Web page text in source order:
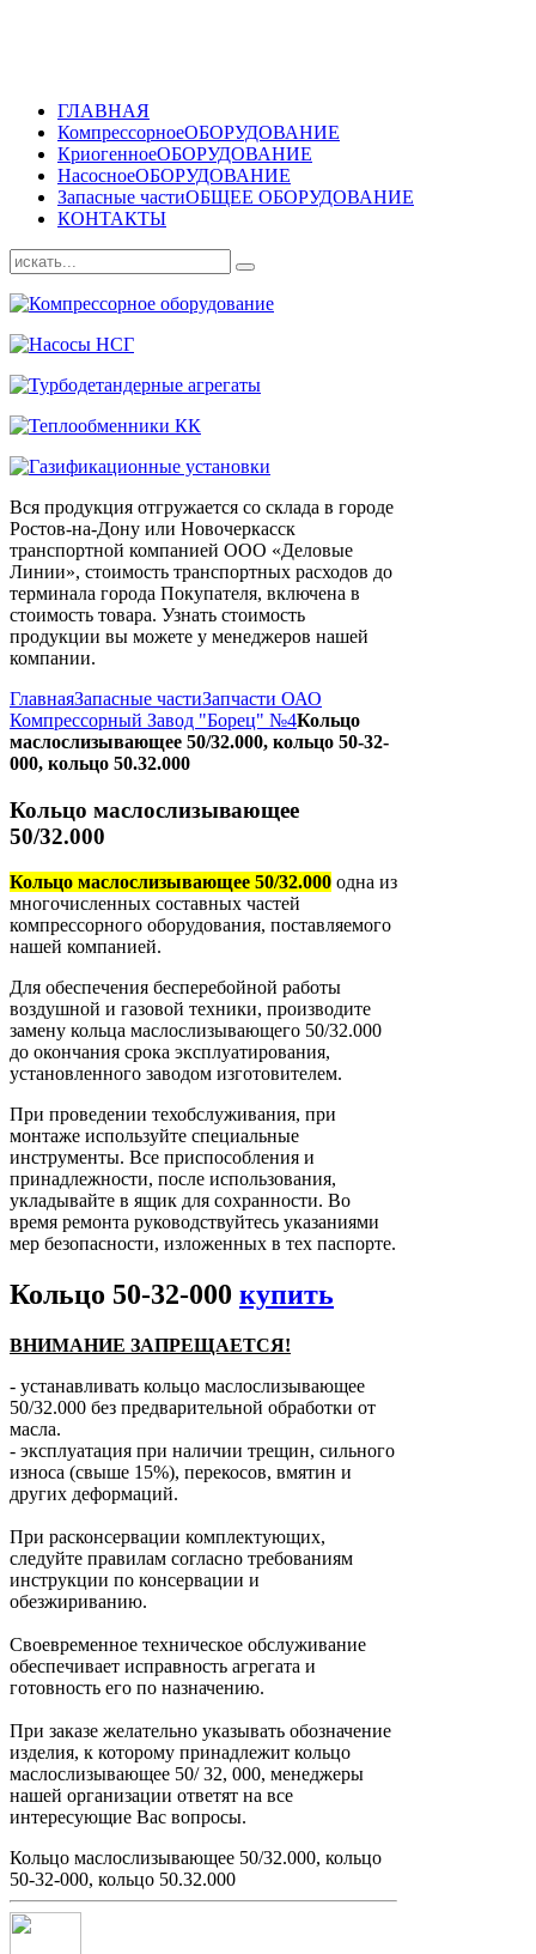
ГЛАВНАЯ
КомпрессорноеОБОРУДОВАНИЕ
КриогенноеОБОРУДОВАНИЕ
НасосноеОБОРУДОВАНИЕ
Запасные частиОБЩЕЕ ОБОРУДОВАНИЕ
КОНТАКТЫ
Вся продукция отгружается со склада в городе
Ростов-на-Дону или Новочеркасск
транспортной компанией ООО «Деловые
Линии», стоимость транспортных расходов до
терминала города Покупателя, включена в
стоимость товара. Узнать стоимость
продукции вы можете у менеджеров нашей
компании.
ГлавнаяЗапасные частиЗапчасти ОАО
Компрессорный Завод "Борец" №4Кольцо
маслослизывающее 50/32.000, кольцо 50-32-
000, кольцо 50.32.000
Кольцо маслослизывающее
50/32.000
Кольцо маслослизывающее 50/32.000 одна из
многочисленных составных частей
компрессорного оборудования, поставляемого
нашей компанией.
Для обеспечения бесперебойной работы
воздушной и газовой техники, производите
замену кольца маслослизывающего 50/32.000
до окончания срока эксплуатирования,
установленного заводом изготовителем.
При проведении техобслуживания, при
монтаже используйте специальные
инструменты. Все приспособления и
принадлежности, после использования,
укладывайте в ящик для сохранности. Во
время ремонта руководствуйтесь указаниями
мер безопасности, изложенных в тех паспорте.
Кольцо 50-32-000 купить
ВНИМАНИЕ ЗАПРЕЩАЕТСЯ!
- устанавливать кольцо маслослизывающее
50/32.000 без предварительной обработки от
масла.
- эксплуатация при наличии трещин, сильного
износа (свыше 15%), перекосов, вмятин и
других деформаций.
При расконсервации комплектующих,
следуйте правилам согласно требованиям
инструкции по консервации и
обезжириванию.
Своевременное техническое обслуживание
обеспечивает исправность агрегата и
готовность его по назначению.
При заказе желательно указывать обозначение
изделия, к которому принадлежит кольцо
маслослизывающее 50/ 32, 000, менеджеры
нашей организации ответят на все
интересующие Вас вопросы.
Кольцо маслослизывающее 50/32.000, кольцо
50-32-000, кольцо 50.32.000